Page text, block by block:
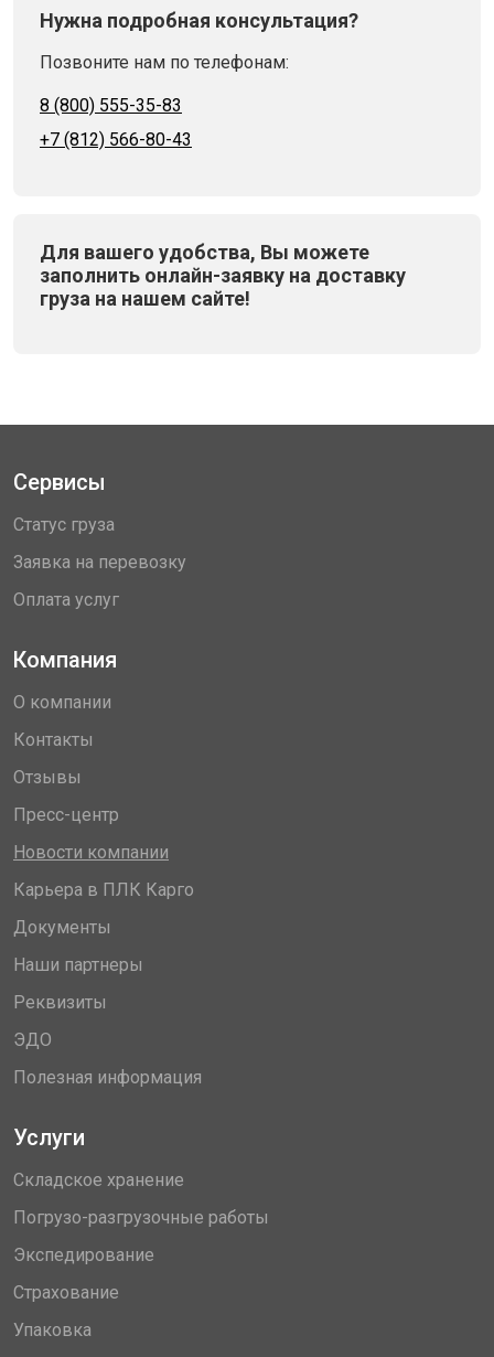
Нужна подробная консультация?
Позвоните нам по телефонам:
8 (800) 555-35-83
+7 (812) 566-80-43
Для вашего удобства, Вы можете
заполнить онлайн-заявку на доставку
груза на нашем сайте!
Сервисы
Статус груза
Заявка на перевозку
Оплата услуг
Компания
О компании
Контакты
Отзывы
Пресс-центр
Новости компании
Карьера в ПЛК Карго
Документы
Наши партнеры
Реквизиты
ЭДО
Полезная информация
Услуги
Складское хранение
Погрузо-разгрузочные работы
Экспедирование
Страхование
Упаковка